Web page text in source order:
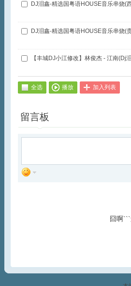
DJ泪鑫-精选国粤语HOUSE音乐串烧(
DJ泪鑫-精选国粤语HOUSE音乐串烧(
全选 播放 加入列表
留言板
囧啊